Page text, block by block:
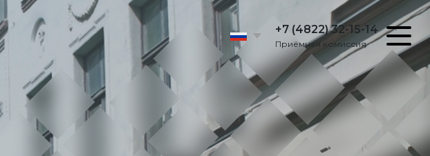
+7 (4822) 32-15-14
Приёмная комиссия